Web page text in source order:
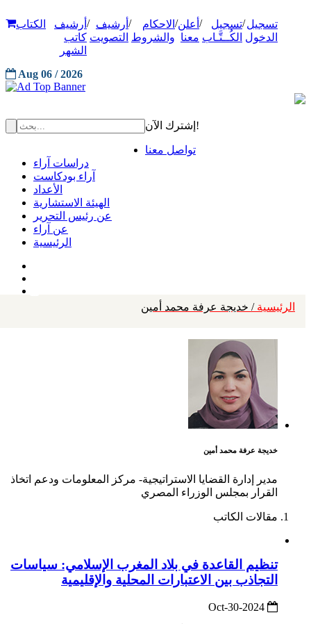
تسجيل
الدخول
/تسجيل
الكُــتَّـاب
/ أعلن
معنا
/ الاحكام
والشروط
/ أرشيف
التصويت
/ أرشيف
كاتب
الشهر
الكتاب
Aug 06 / 2026
إشترك الآن!
تواصل معنا
دراسات آراء
آراء بودكاست
الأعداد
الهيئة الاستشارية
عن رئيس التحرير
عن آراء
الرئيسية
الرئيسية / خديجة عرفة محمد أمين
خديجة عرفة محمد أمين
مدير إدارة القضايا الاستراتيجية- مركز المعلومات ودعم اتخاذ
القرار بمجلس الوزراء المصري
مقالات الكاتب
تنظيم القاعدة في بلاد المغرب الإسلامي: سياسات
التجاذب بين الاعتبارات المحلية والإقليمية